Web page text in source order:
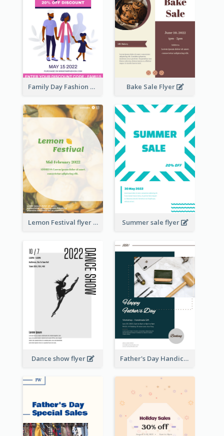
Family Day Fashion Sales Flyer Bake Sale Flyer
Lemon Festival flyer Summer sale flyer
Dance show flyer Father's Day Handicrafts Workshop Flyer